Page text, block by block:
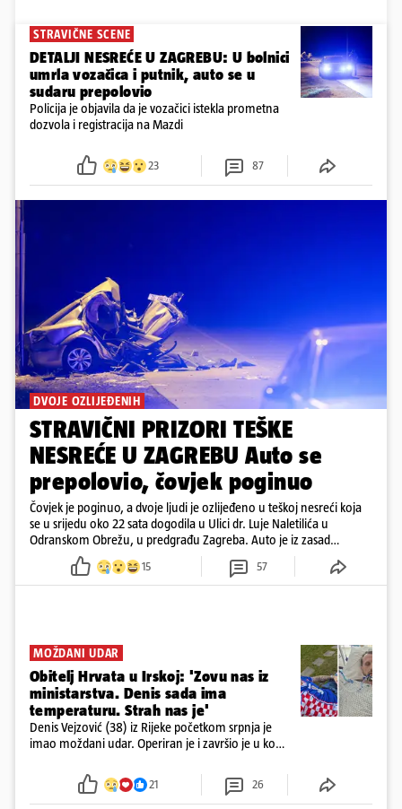
STRAVIČNE SCENE
DETALJI NESREĆE U ZAGREBU: U bolnici
umrla vozačica i putnik, auto se u
sudaru prepolovio
Policija je objavila da je vozačici istekla prometna
dozvola i registracija na Mazdi
23 87
DVOJE OZLIJEĐENIH
STRAVIČNI PRIZORI TEŠKE
NESREĆE U ZAGREBU Auto se
prepolovio, čovjek poginuo
Čovjek je poginuo, a dvoje ljudi je ozlijeđeno u teškoj nesreći koja
se u srijedu oko 22 sata dogodila u Ulici dr. Luje Naletilića u
Odranskom Obrežu, u predgrađu Zagreba. Auto je iz zasad
neutvrđenih razloga sletio s kolnika, a od siline udara vozilo se
prepolovilo.
15 57
MOŽDANI UDAR
Obitelj Hrvata u Irskoj: 'Zovu nas iz
ministarstva. Denis sada ima
temperaturu. Strah nas je'
Denis Vejzović (38) iz Rijeke početkom srpnja je
imao moždani udar. Operiran je i završio je u komi.
tamošnji liječnici ne vjeruju u oporavak: 'Imamo
21 26